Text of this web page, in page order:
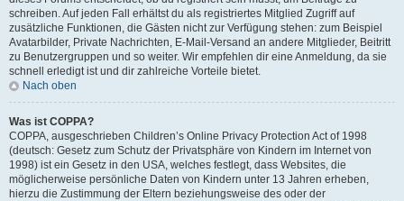
schreiben. Auf jeden Fall erhältst du als registriertes Mitglied Zugriff auf
zusätzliche Funktionen, die Gästen nicht zur Verfügung stehen: zum Beispiel
Avatarbilder, Private Nachrichten, E-Mail-Versand an andere Mitglieder, Beitritt
zu Benutzergruppen und so weiter. Wir empfehlen dir eine Anmeldung, da sie
schnell erledigt ist und dir zahlreiche Vorteile bietet.
Nach oben
Was ist COPPA?
COPPA, ausgeschrieben Children’s Online Privacy Protection Act of 1998
(deutsch: Gesetz zum Schutz der Privatsphäre von Kindern im Internet von
1998) ist ein Gesetz in den USA, welches festlegt, dass Websites, die
möglicherweise persönliche Daten von Kindern unter 13 Jahren erheben,
hierzu die Zustimmung der Eltern beziehungsweise des oder der